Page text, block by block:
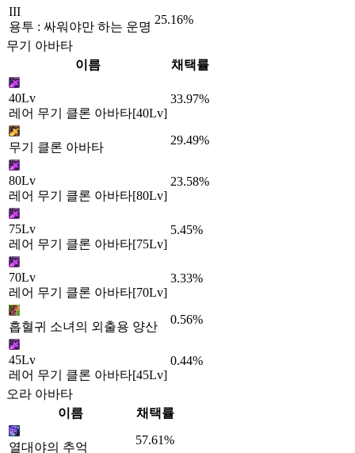
III
용투 : 싸워야만 하는 운명
25.16%
무기 아바타
이름
채택률
40Lv
레어 무기 클론 아바타[40Lv]
33.97%
무기 클론 아바타
29.49%
80Lv
레어 무기 클론 아바타[80Lv]
23.58%
75Lv
레어 무기 클론 아바타[75Lv]
5.45%
70Lv
레어 무기 클론 아바타[70Lv]
3.33%
흡혈귀 소녀의 외출용 양산
0.56%
45Lv
레어 무기 클론 아바타[45Lv]
0.44%
오라 아바타
이름
채택률
열대야의 추억
57.61%